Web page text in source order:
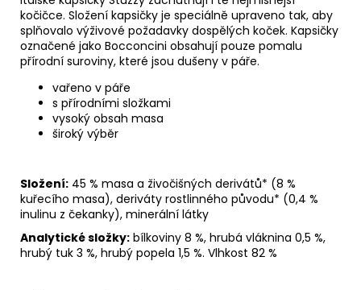
kočičce. Složení kapsičky je speciálně upraveno tak, aby
splňovalo výživové požadavky dospělých koček. Kapsičky
označené jako Bocconcini obsahují pouze pomalu
přírodní suroviny, které jsou dušeny v páře.
vařeno v páře
s přírodními složkami
vysoký obsah masa
široký výběr
Složení: 45 % masa a živočišných derivátů* (8 %
kuřecího masa), deriváty rostlinného původu* (0,4 %
inulinu z čekanky), minerální látky
Analytické složky: bílkoviny 8 %, hrubá vláknina 0,5 %,
hrubý tuk 3 %, hrubý popela 1,5 %. Vlhkost 82 %